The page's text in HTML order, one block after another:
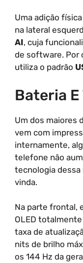
Uma adição
na lateral
AI, cuja
de software. Por
utiliza o padrão
Bateria E
Um dos maiores
vem com
internamente,
telefone não
tecnologia
vinda.
Na parte frontal,
OLED
taxa de
nits de brilho
os 144 Hz da